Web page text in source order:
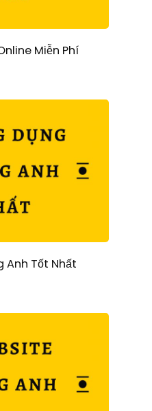
Miễn Phí
Anh Tốt Nhất